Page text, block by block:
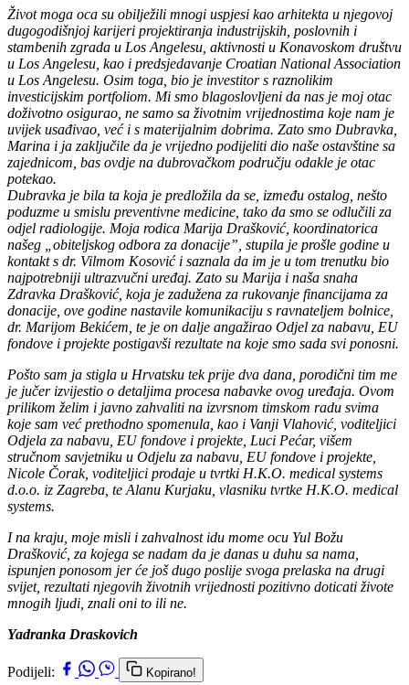
Život moga oca su obilježili mnogi uspjesi kao arhitekta u njegovoj
dugogodišnjoj karijeri projektiranja industrijskih, poslovnih i
stambenih zgrada u Los Angelesu, aktivnosti u Konavoskom društvu
u Los Angelesu, kao i predsjedavanje Croatian National Association
u Los Angelesu. Osim toga, bio je investitor s raznolikim
investicijskim portfoliom. Mi smo blagoslovljeni da nas je moj otac
doživotno osigurao, ne samo sa životnim vrijednostima koje nam je
uvijek usađivao, već i s materijalnim dobrima. Zato smo Dubravka,
Marina i ja zaključile da je vrijedno podijeliti dio naše ostavštine sa
zajednicom, bas ovdje na dubrovačkom području odakle je otac
potekao.
Dubravka je bila ta koja je predložila da se, između ostalog, nešto
poduzme u smislu preventivne medicine, tako da smo se odlučili za
odjel radiologije. Moja rodica Marija Drašković, koordinatorica
našeg „obiteljskog odbora za donacije”, stupila je prošle godine u
kontakt s dr. Vilmom Kosović i saznala da im je u tom trenutku bio
najpotrebniji ultrazvučni uređaj. Zato su Marija i naša snaha
Zdravka Drašković, koja je zadužena za rukovanje financijama za
donacije, ove godine nastavile komunikaciju s ravnateljem bolnice,
dr. Marijom Bekićem, te je on dalje angažirao Odjel za nabavu, EU
fondove i projekte postigavši rezultate na koje smo sada svi ponosni.
Pošto sam ja stigla u Hrvatsku tek prije dva dana, porodični tim me
je jučer izvijestio o detaljima procesa nabavke ovog uređaja. Ovom
prilikom želim i javno zahvaliti na izvrsnom timskom radu svima
koje sam već prethodno spomenula, kao i Vanji Vlahović, voditeljici
Odjela za nabavu, EU fondove i projekte, Luci Pećar, višem
stručnom savjetniku u Odjelu za nabavu, EU fondove i projekte,
Nicole Čorak, voditeljici prodaje u tvrtki H.K.O. medical systems
d.o.o. iz Zagreba, te Alanu Kurjaku, vlasniku tvrtke H.K.O. medical
systems.
I na kraju, moje misli i zahvalnost idu mome ocu Yul Božu
Drašković, za kojega se nadam da je danas u duhu sa nama,
ispunjen ponosom jer će još dugo poslije svoga prelaska na drugi
svijet, rezultati njegovih životnih vrijednosti pozitivno doticati živote
mnogih ljudi, znali oni to ili ne.
Yadranka Draskovich
Podijeli: Kopirano!